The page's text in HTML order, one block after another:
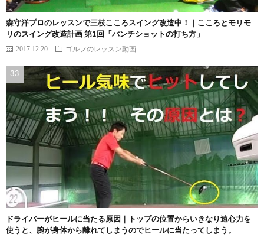
森守洋プロのレッスンで三枝こころスイング改造中！｜こころとモリモ
リのスイング改造計画 第1回「パンチショットの打ち方」
2017.12.20 ゴルフのレッスン動画
ドライバーがヒールに当たる原因｜トップの位置からいきなり遠心力を
使うと、腕が身体から離れてしまうのでヒールに当たってしまう。